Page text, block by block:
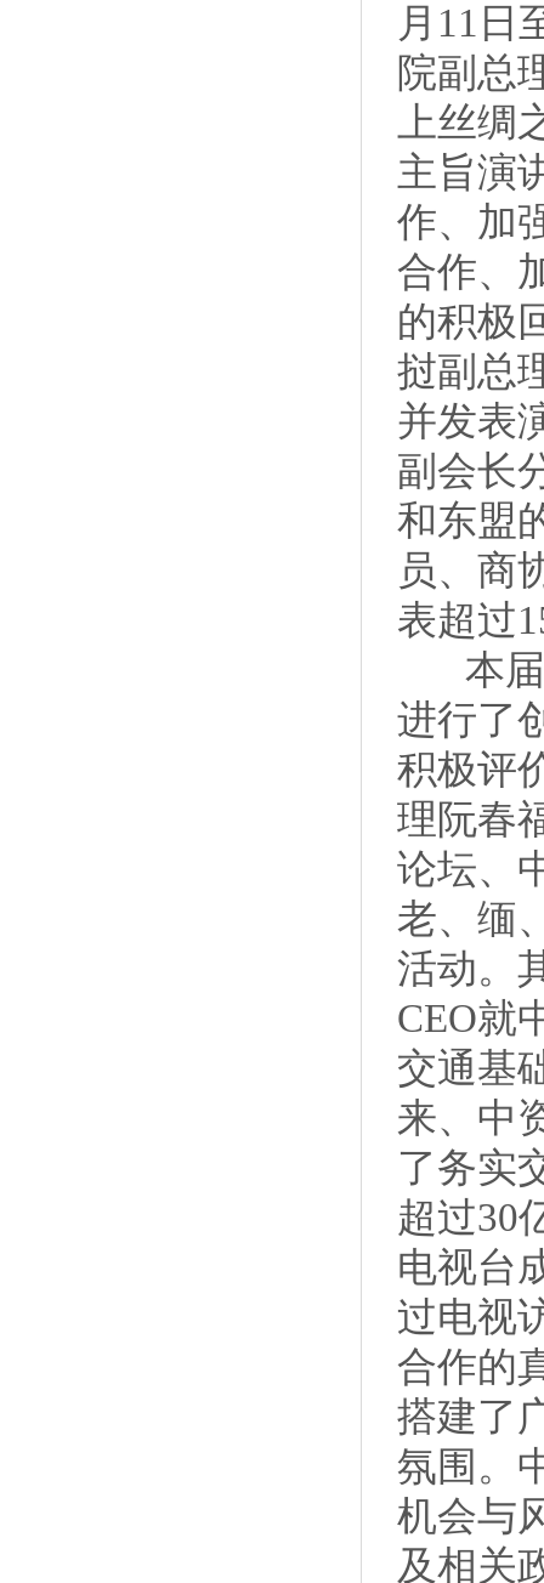
月11日
院副总
上丝
主旨演
作、加
合作、
的积极
挝副总
并发表
副会长
和东盟
员、商
表超过
本届
进行了
积极评
理阮春
论坛、
老、缅
活动。
CEO就
交通基
来、中
了务实
超过30
电视台
过电视
合作的
搭建了
氛围。
机会与
及相关